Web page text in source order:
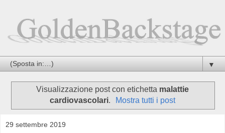
▼
Visualizzazione post con etichetta malattie
cardiovascolari. Mostra tutti i post
29 settembre 2019